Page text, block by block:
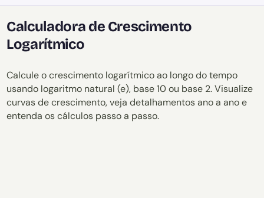
Calculadora de Crescimento
Logarítmico
Calcule o crescimento logarítmico ao longo do tempo
usando logaritmo natural (e), base 10 ou base 2. Visualize
curvas de crescimento, veja detalhamentos ano a ano e
entenda os cálculos passo a passo.